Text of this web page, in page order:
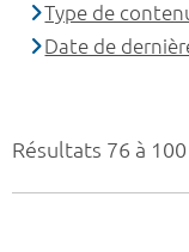
Résultats 76 à
Type de
Date de